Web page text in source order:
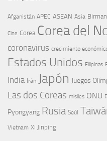
Afganistán APEC ASEAN Asia
Cine Corea Corea del
coronavirus crecimiento
Estados Unidos Filipinas
India Irán Japón Juegos
Las dos Coreas misiles ONU
Pyongyang Rusia Seúl
Vietnam Xi Jinping